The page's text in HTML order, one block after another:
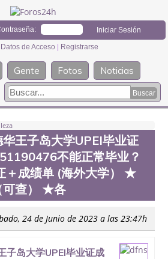
de Acceso Registrarse
Gente Fotos
Noticias
王子岛大学UPEI毕业证
不能正常毕业？
＋成绩单 (海外大学） ★
可查） ★各
24 de Junio de 2023 a las 23:47h
子岛大学UPEI毕业证成